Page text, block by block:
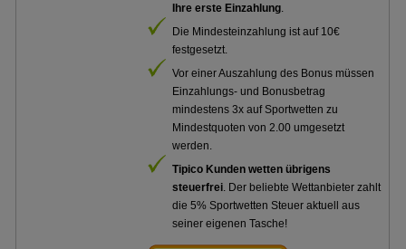
Ihre erste Einzahlung.
Die Mindesteinzahlung ist auf 10€
festgesetzt.
Vor einer Auszahlung des Bonus müssen
Einzahlungs- und Bonusbetrag
mindestens 3x auf Sportwetten zu
Mindestquoten von 2.00 umgesetzt
werden.
Tipico Kunden wetten übrigens
steuerfrei. Der beliebte Wettanbieter zahlt
die 5% Sportwetten Steuer aktuell aus
seiner eigenen Tasche!